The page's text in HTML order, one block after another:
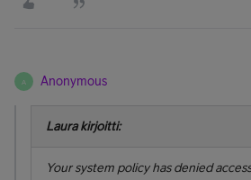
A Anonymous
Laura kirjoitti:
Your system policy has denied